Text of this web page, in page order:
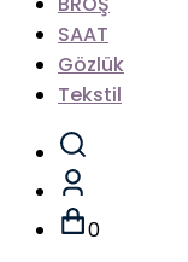
SAAT
Gözlük
Tekstil
0